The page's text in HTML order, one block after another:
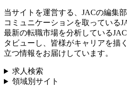
当サイトを運営する、JACの編集
コミュニケーションを取っている
最新の転職市場を分析している
タビューし、皆様がキャリアを描
立つ情報をお届けしています。
求人検索
領域別サイト